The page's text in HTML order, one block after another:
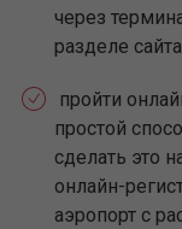
через
разделе
пройти
простой
сделать это
онлайн-
аэропорт с